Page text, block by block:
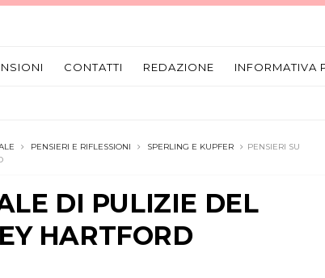
CONTATTI REDAZIONE INFORMATIVA
PENSIERI E RIFLESSIONI SPERLING E KUPFER
PENSIERI SU
DI PULIZIE DEL
HARTFORD